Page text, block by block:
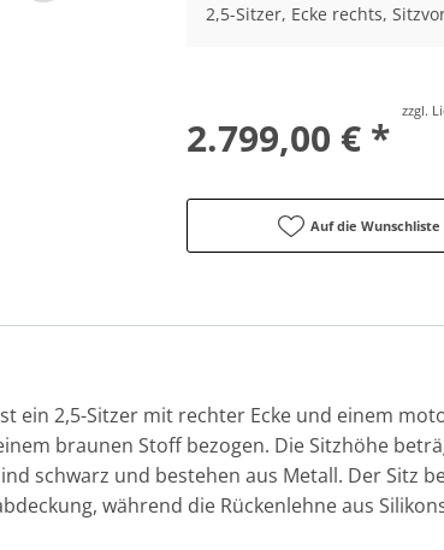
2,5-Sitzer, Ecke rechts,
2.799,00 € *
zzgl.
Auf die Wunschliste
ein 2,5-Sitzer mit rechter Ecke und einem
braunen Stoff bezogen. Die Sitzhöhe
schwarz und bestehen aus Metall. Der Sitz
während die Rückenlehne aus